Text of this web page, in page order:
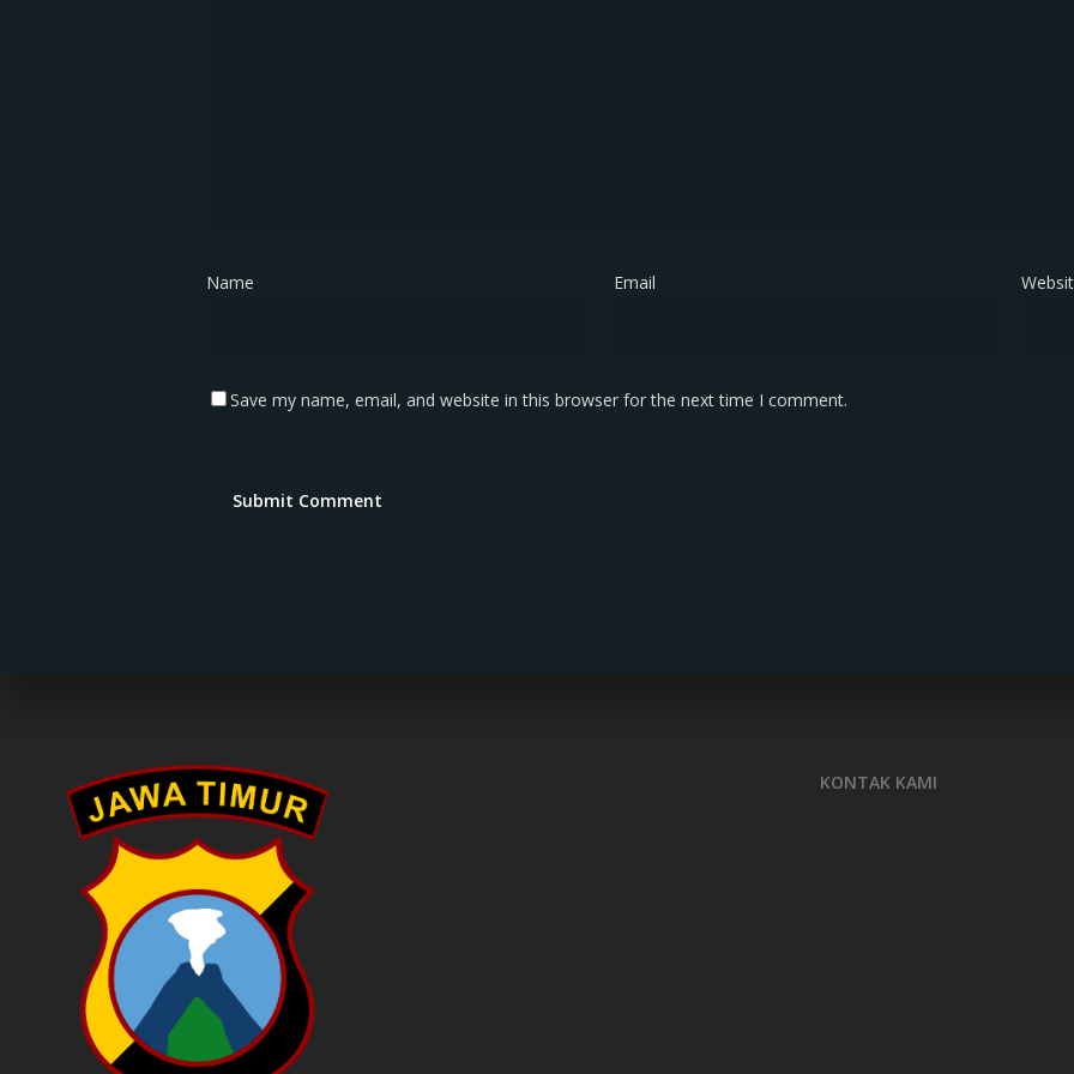
Name Email
Save my name, email, and website in this browser for the next time I comment.
KONTAK KAMI